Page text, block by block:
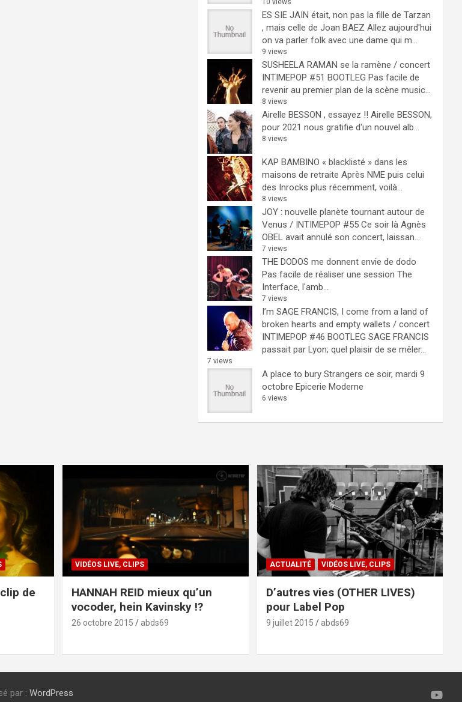
10 views
ES SIE JAIN était, non pas la fille de Tarzan
, mais celle de Joan BAEZ Allez aujourd'hui
on va parler folk avec une dame qui m...
9 views
SUSHEELA RAMAN se la ramène / concert
INTIMEPOP #51 BOOTLEG Pas facile de
revenir au premier plan de la scène music...
8 views
Airelle BESSON , essayez !! Airelle BESSON,
pour 2021 nous gratifie d'un nouvel alb...
8 views
KAP BAMBINO « blacklisté » dans les
maisons de retraite Après NME puis celui
des Inrocks plus récemment, voilà...
8 views
JOY : nouvelle planète tournant autour de
Venus / INTIMEPOP #55 Ce soir là Agnès
OBEL avait annulé son concert, laissan...
7 views
THE DODOS me donnent envie de dodo
Pas facile de réaliser une session The
Interface, l'amb...
7 views
I’m SAGE FRANCIS, I come from a land of
broken hearts and empty wallets / concert
INTIMEPOP #46 BOOTLEG SAGE FRANCIS
passait par Lyon; quel plaisir de se mêler...
7 views
A place to bury Strangers ce soir, mardi 9
octobre Epicerie Moderne
6 views
de
VIDÉOS LIVE, CLIPS
HANNAH REID mieux qu’un
vocoder, hein Kavinsky !?
26 octobre 2015 abds69
ACTUALITÉ VIDÉOS LIVE, CLIPS
D’autres vies (OTHER LIVES)
pour Label Pop
9 juillet 2015 abds69
par : WordPress